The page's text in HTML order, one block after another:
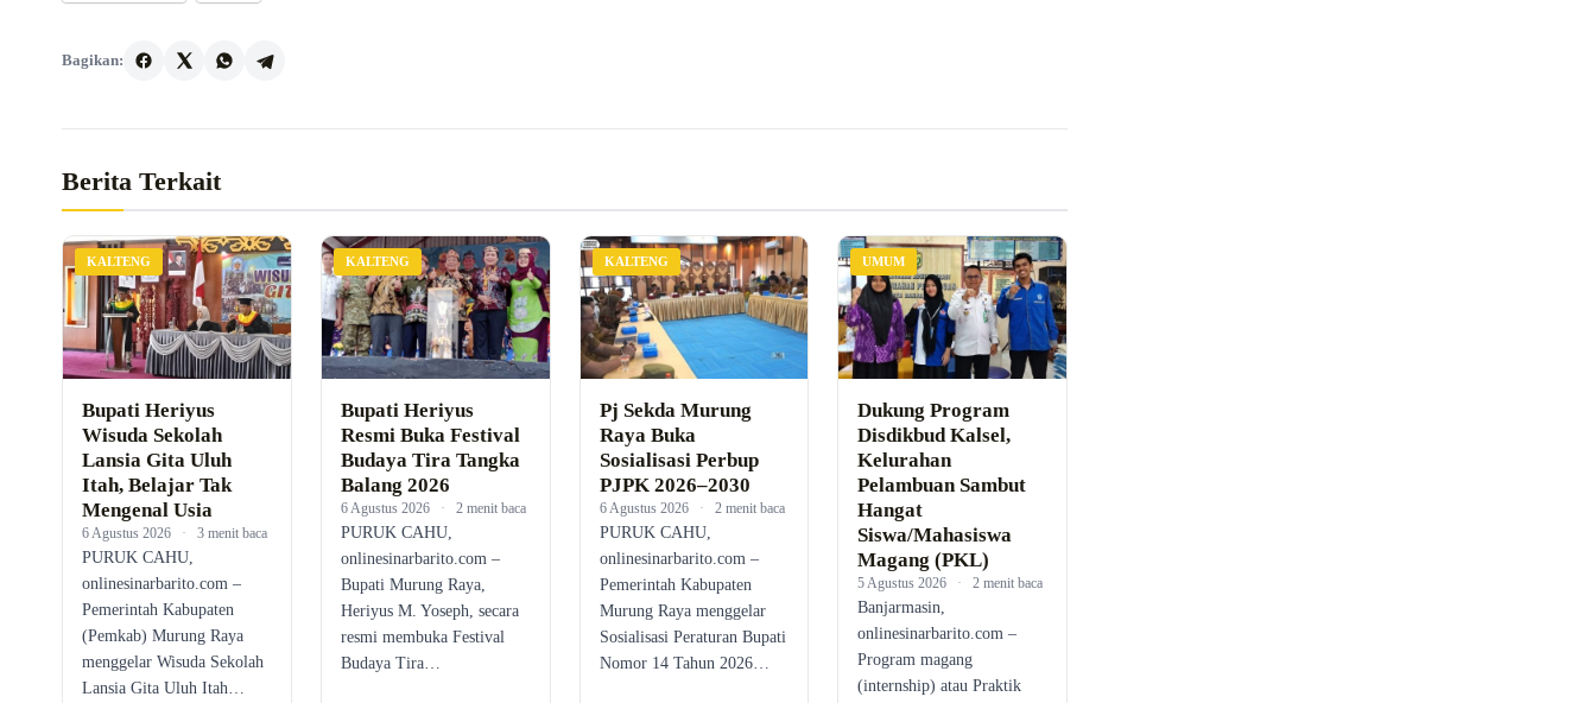
Bagikan:
Berita Terkait
KALTENG
Bupati Heriyus
Wisuda Sekolah
Lansia Gita Uluh
Itah, Belajar Tak
Mengenal Usia
6 Agustus 2026 · 3 menit baca
PURUK CAHU,
onlinesinarbarito.com –
Pemerintah Kabupaten
(Pemkab) Murung Raya
menggelar Wisuda Sekolah
Lansia Gita Uluh Itah…
KALTENG
Bupati Heriyus
Resmi Buka Festival
Budaya Tira Tangka
Balang 2026
6 Agustus 2026 · 2 menit baca
PURUK CAHU,
onlinesinarbarito.com –
Bupati Murung Raya,
Heriyus M. Yoseph, secara
resmi membuka Festival
Budaya Tira…
KALTENG
Pj Sekda Murung
Raya Buka
Sosialisasi Perbup
PJPK 2026–2030
6 Agustus 2026 · 2 menit baca
PURUK CAHU,
onlinesinarbarito.com –
Pemerintah Kabupaten
Murung Raya menggelar
Sosialisasi Peraturan Bupati
Nomor 14 Tahun 2026…
UMUM
Dukung Program
Disdikbud Kalsel,
Kelurahan
Pelambuan Sambut
Hangat
Siswa/Mahasiswa
Magang (PKL)
5 Agustus 2026 · 2 menit baca
Banjarmasin,
onlinesinarbarito.com –
Program magang
(internship) atau Praktik